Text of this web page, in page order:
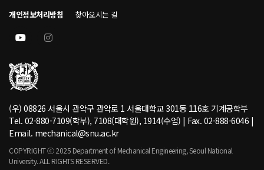
개인정보처리방침 찾아오시는 길
(우) 08826 서울시 관악구 관악로 1 서울대학교 301동 116호 기계공학부
Tel. 02-880-7109(학부), 7108(대학원), 1914(수업) | Fax. 02-888-6046 |
Email. mechanical@snu.ac.kr
COPYRIGHT ⓒ 2025 Department of Mechanical Engineering, Seoul National
University. ALL RIGHTS RESERVED.